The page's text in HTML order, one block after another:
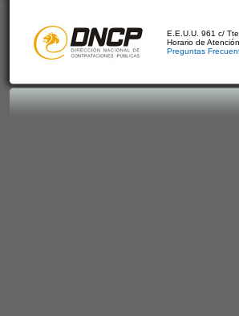
E.E.U.U. 961 c/
Horario de
Preguntas